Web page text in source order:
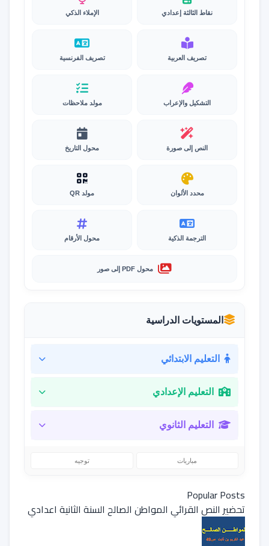
نقاط الثالثة إعدادي الإملاء الذكي
تصريف العربية تصريف الفرنسية
التشكيل والإعراب مولد ملاحظات
النص إلى صورة محول التاريخ
محدد الألوان مولد QR
الترجمة الذكية محول الأرقام
محول PDF إلى صور
المستويات الدراسية
التعليم الابتدائي
التعليم الإعدادي
التعليم الثانوي
مباريات توجيه
Popular Posts
تحضير النص القرائي المواطن الصالح السنة الثانية اعدادي